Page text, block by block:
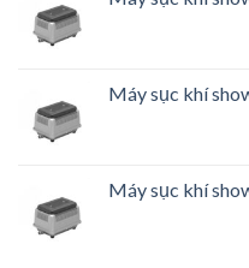
Máy sục khí
Máy sục khí